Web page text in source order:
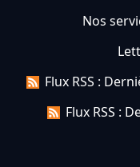
Nos
Flux RSS :
Flux RSS :